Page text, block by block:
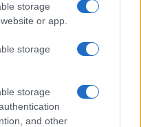
storage
or app.
storage
storage
and other
να ξεπερνά τα 120
150 τετραγωνικά
στο πρόγραμμα θα
κατηγορία Γ.